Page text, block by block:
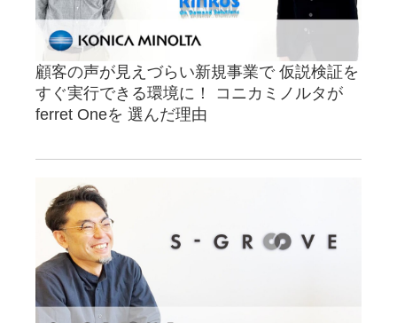
顧客の声が見えづらい新規事業で 仮説検証を
すぐ実行できる環境に！ コニカミノルタが
ferret Oneを 選んだ理由